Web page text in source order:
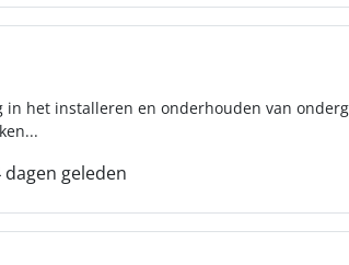
het installeren en onderhouden van
dagen geleden